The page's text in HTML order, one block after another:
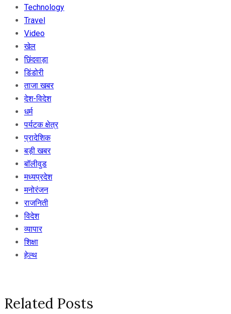
Technology
Travel
Video
खेल
छिंदवाड़ा
डिंडोरी
ताजा खबर
देश-विदेश
धर्म
पर्यटक क्षेत्र
प्रादेशिक
बड़ी खबर
बॉलीवुड
मध्यप्रदेश
मनोरंजन
राजनिती
विदेश
व्यापार
शिक्षा
हेल्थ
Related Posts